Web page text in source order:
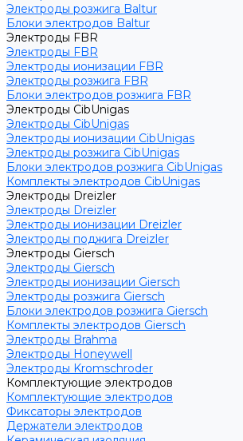
Электроды розжига Baltur
Блоки электродов Baltur
Электроды FBR
Электроды FBR
Электроды ионизации FBR
Электроды розжига FBR
Блоки электродов розжига FBR
Электроды CibUnigas
Электроды CibUnigas
Электроды ионизации CibUnigas
Электроды розжига CibUnigas
Блоки электродов розжига CibUnigas
Комплекты электродов CibUnigas
Электроды Dreizler
Электроды Dreizler
Электроды ионизации Dreizler
Электроды поджига Dreizler
Электроды Giersch
Электроды Giersch
Электроды ионизации Giersch
Электроды розжига Giersch
Блоки электродов розжига Giersch
Комплекты электродов Giersch
Электроды Brahma
Электроды Honeywell
Электроды Kromschroder
Комплектующие электродов
Комплектующие электродов
Фиксаторы электродов
Держатели электродов